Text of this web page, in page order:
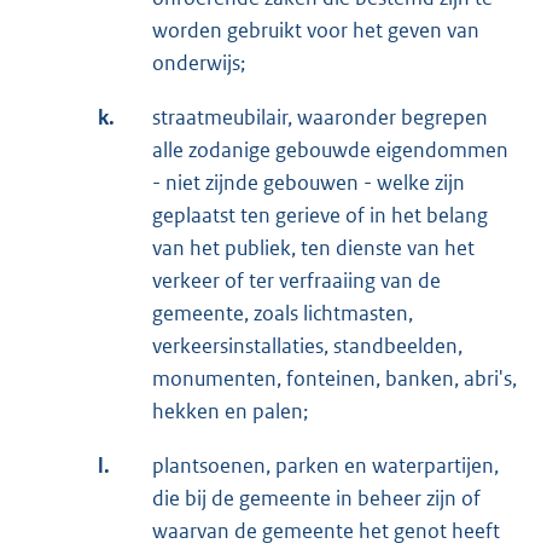
worden gebruikt voor het geven van
onderwijs;
k.
straatmeubilair, waaronder begrepen
alle zodanige gebouwde eigendommen
- niet zijnde gebouwen - welke zijn
geplaatst ten gerieve of in het belang
van het publiek, ten dienste van het
verkeer of ter verfraaiing van de
gemeente, zoals lichtmasten,
verkeersinstallaties, standbeelden,
monumenten, fonteinen, banken, abri's,
hekken en palen;
l.
plantsoenen, parken en waterpartijen,
die bij de gemeente in beheer zijn of
waarvan de gemeente het genot heeft